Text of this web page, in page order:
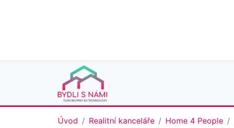
Úvod Realitní kanceláře Home 4 People